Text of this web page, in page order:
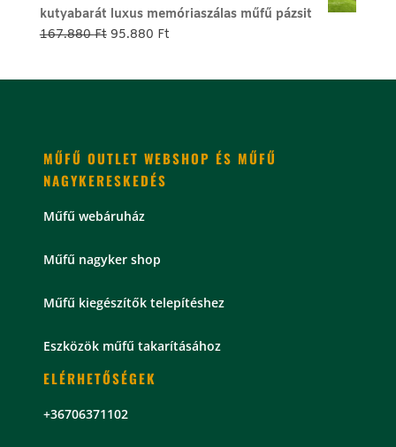
179.800 Ft.99.800 Ft.
kutyabarát luxus memóriaszálas műfű pázsit
167.880Ft Original
95.880 FtCurrent
MŰFŰ OUTLET WEBSHOP ÉS MŰFŰ
NAGYKERESKEDÉS
Műfű webáruház
Műfű nagyker shop
Műfű kiegészítők telepítéshez
Eszközök műfű takarításához
ELÉRHETŐSÉGEK
+36706371102